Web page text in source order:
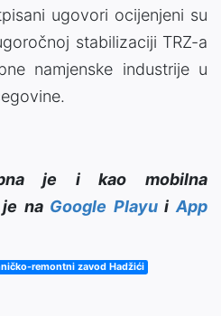
ugovori ocijenjeni su
stabilizaciji TRZ-a
namjenske industrije u
je i kao mobilna
na Google PlayuiApp
remontni zavod Hadžići